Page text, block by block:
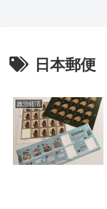
日本郵便
政治経済